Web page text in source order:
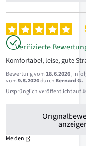
Verifizierte
Komfortabel, leise, gute
Bewertung vom18.6.2026,
vom9.5.2026durch Bernard G.
Ursprünglich veröffentlicht auf
Melden